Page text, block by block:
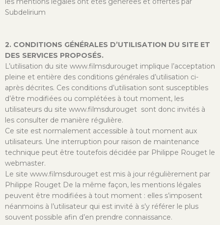
Subdelirium
2. CONDITIONS GÉNÉRALES D’UTILISATION DU SITE ET
DES SERVICES PROPOSÉS.
L’utilisation du site www.filmsdurouget implique l’acceptation
pleine et entière des conditions générales d’utilisation ci-
après décrites. Ces conditions d’utilisation sont susceptibles
d’être modifiées ou complétées à tout moment, les
utilisateurs du site www.filmsdurouget sont donc invités à
les consulter de manière régulière.
Ce site est normalement accessible à tout moment aux
utilisateurs. Une interruption pour raison de maintenance
technique peut être toutefois décidée par Philippe Rouget le
webmaster.
Le site www.filmsdurouget est mis à jour régulièrement par
Philippe Rouget De la même façon, les mentions légales
peuvent être modifiées à tout moment : elles s’imposent
néanmoins à l’utilisateur qui est invité à s’y référer le plus
souvent possible afin d’en prendre connaissance.